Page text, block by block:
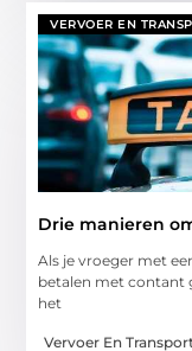
VERVOER EN
Drie manieren
Als je vroeger met
betalen met contant
het
Vervoer En